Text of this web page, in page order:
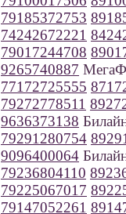
79185372753
74242672221
79017244708
9265740887
77172725555
79272778511
9636373138
79291280754
9096400064
79236804110
79225067017
79147052261